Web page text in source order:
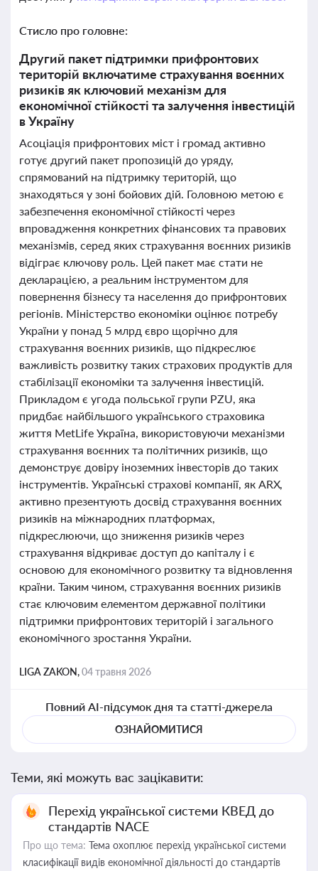
Стисло про головне:
Другий пакет підтримки прифронтових
територій включатиме страхування воєнних
ризиків як ключовий механізм для
економічної стійкості та залучення інвестицій
в Україну
Асоціація прифронтових міст і громад активно
готує другий пакет пропозицій до уряду,
спрямований на підтримку територій, що
знаходяться у зоні бойових дій. Головною метою є
забезпечення економічної стійкості через
впровадження конкретних фінансових та правових
механізмів, серед яких страхування воєнних ризиків
відіграє ключову роль. Цей пакет має стати не
декларацією, а реальним інструментом для
повернення бізнесу та населення до прифронтових
регіонів. Міністерство економіки оцінює потребу
України у понад 5 млрд євро щорічно для
страхування воєнних ризиків, що підкреслює
важливість розвитку таких страхових продуктів для
стабілізації економіки та залучення інвестицій.
Прикладом є угода польської групи PZU, яка
придбає найбільшого українського страховика
життя MetLife Україна, використовуючи механізми
страхування воєнних та політичних ризиків, що
демонструє довіру іноземних інвесторів до таких
інструментів. Українські страхові компанії, як ARX,
активно презентують досвід страхування воєнних
ризиків на міжнародних платформах,
підкреслюючи, що зниження ризиків через
страхування відкриває доступ до капіталу і є
основою для економічного розвитку та відновлення
країни. Таким чином, страхування воєнних ризиків
стає ключовим елементом державної політики
підтримки прифронтових територій і загального
економічного зростання України.
LIGA ZAKON,04 травня 2026
Повний AI-підсумок дня та статті-джерела
ОЗНАЙОМИТИСЯ
Теми, які можуть вас зацікавити:
Перехід української системи КВЕД до
стандартів NACE
Про що тема: Тема охоплює перехід української системи
класифікації видів економічної діяльності до стандартів